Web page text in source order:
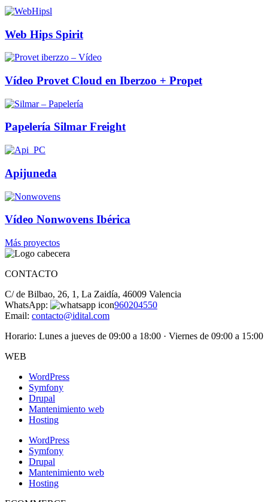
Web Hips Spirit
Vídeo Provet Cloud en Iberzoo + Propet
Papelería Silmar Freight
Apijuneda
Vídeo Nonwovens Ibérica
Más proyectos
CONTACTO
C/ de Bilbao, 26, 1, La Zaidía, 46009 Valencia
WhatsApp:
960204550
Email: contacto@idital.com
Horario: Lunes a jueves de 09:00 a 18:00 · Viernes de 09:00 a 15:00
WEB
WordPress
Symfony
Drupal
Mantenimiento web
Hosting
WordPress
Symfony
Drupal
Mantenimiento web
Hosting